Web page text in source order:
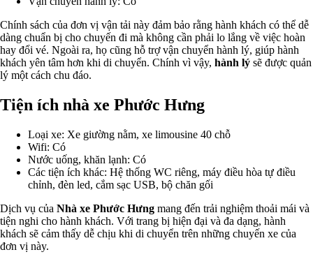
Chính sách của đơn vị vận tải này đảm bảo rằng hành khách có thể dễ
dàng chuẩn bị cho chuyến đi mà không cần phải lo lắng về việc hoàn
hay đổi vé. Ngoài ra, họ cũng hỗ trợ vận chuyển hành lý, giúp hành
khách yên tâm hơn khi di chuyển. Chính vì vậy, hành lý sẽ được quản
lý một cách chu đáo.
Tiện ích nhà xe Phước Hưng
Loại xe: Xe giường nằm, xe limousine 40 chỗ
Wifi: Có
Nước uống, khăn lạnh: Có
Các tiện ích khác: Hệ thống WC riêng, máy điều hòa tự điều
chỉnh, đèn led, cắm sạc USB, bộ chăn gối
Dịch vụ của Nhà xe Phước Hưng mang đến trải nghiệm thoải mái và
tiện nghi cho hành khách. Với trang bị hiện đại và đa dạng, hành
khách sẽ cảm thấy dễ chịu khi di chuyển trên những chuyến xe của
đơn vị này.